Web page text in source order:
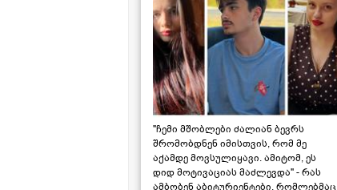
"ჩემი მშობლები ძალიან ბევრს
შრომობდნენ იმისთვის, რომ მე
აქამდე მოვსულიყავი. ამიტომ, ეს
დიდ მოტივაციას მაძლევდა" - რას
ამბობენ აბიტურიენტები, რომლებმაც